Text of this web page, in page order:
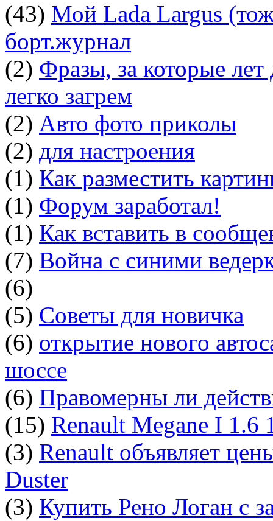
(43) Мой Lada Largus
борт.журнал
(2) Фразы, за которые
легко загрем
(2) Авто фото приколы
(2) для настроения
(1) Как разместить
(1) Форум заработал!
(1) Как вставить в
(7) Война с синими
(6)
(5) Советы для новичка
(6) открытие нового
шоссе
(6) Правомерны ли
(15) Renault Megane I 1.6
(3) Renault объявляет
Duster
(3) Купить Рено Логан с